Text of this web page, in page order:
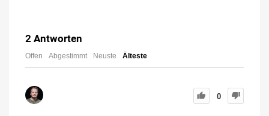
2 Antworten
Offen Abgestimmt Neuste Älteste
0